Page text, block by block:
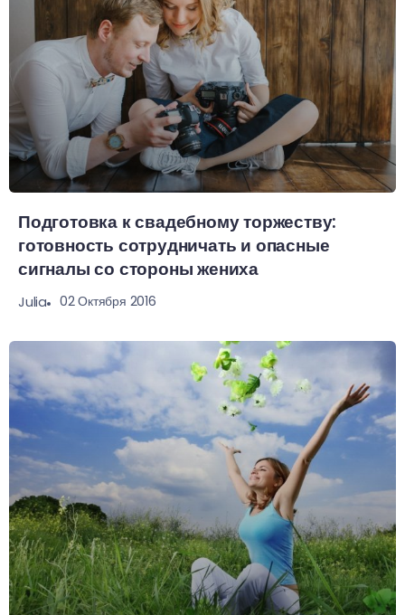
Подготовка к свадебному торжеству:
готовность сотрудничать и опасные
сигналы со стороны жениха
Julia 02 Октября 2016